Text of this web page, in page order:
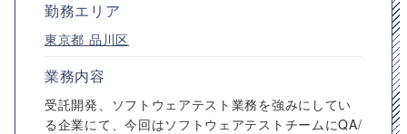
勤務エリア
東京都 品川区
業務内容
受託開発、ソフトウェアテスト業務を強みにしてい
る企業にて、今回はソフトウェアテストチームにQA/